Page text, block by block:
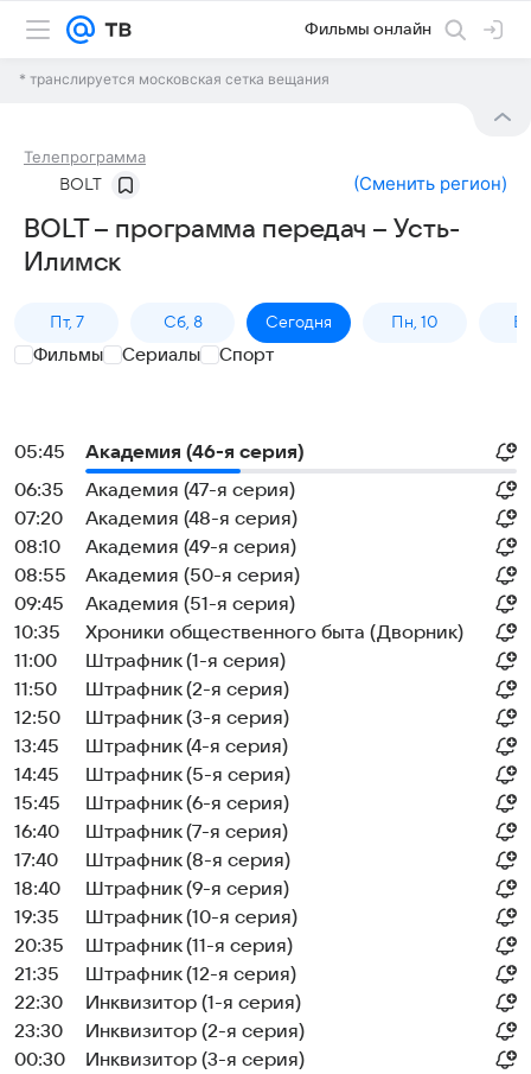
Фильмы онлайн
* транслируется московская сетка вещания
Телепрограмма
BOLT (Сменить регион)
BOLT – программа передач – Усть-
Илимск
Пт, 7 Сб, 8 Сегодня Пн, 10
Фильмы Сериалы Спорт
05:45
Академия (46-я серия)
06:35
Академия (47-я серия)
07:20
Академия (48-я серия)
08:10
Академия (49-я серия)
08:55
Академия (50-я серия)
09:45
Академия (51-я серия)
10:35
Хроники общественного быта (Дворник)
11:00
Штрафник (1-я серия)
11:50
Штрафник (2-я серия)
12:50
Штрафник (3-я серия)
13:45
Штрафник (4-я серия)
14:45
Штрафник (5-я серия)
15:45
Штрафник (6-я серия)
16:40
Штрафник (7-я серия)
17:40
Штрафник (8-я серия)
18:40
Штрафник (9-я серия)
19:35
Штрафник (10-я серия)
20:35
Штрафник (11-я серия)
21:35
Штрафник (12-я серия)
22:30
Инквизитор (1-я серия)
23:30
Инквизитор (2-я серия)
00:30
Инквизитор (3-я серия)